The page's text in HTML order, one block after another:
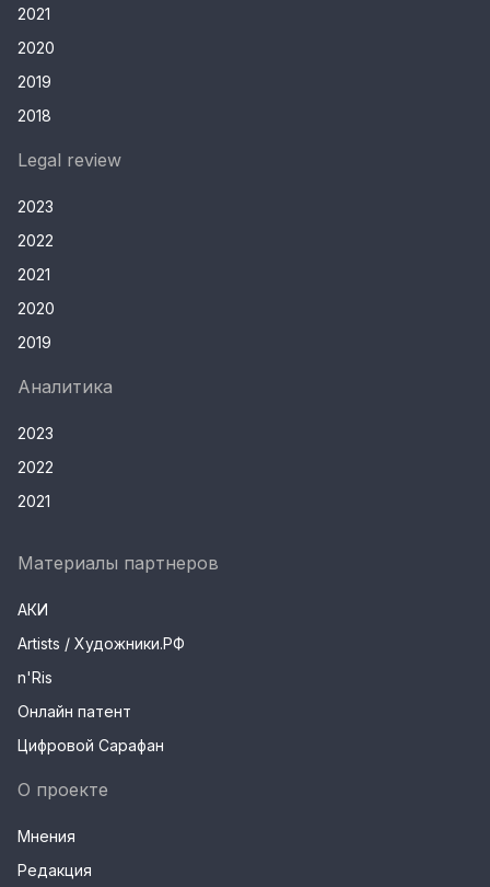
2021
2020
2019
2018
Legal review
2023
2022
2021
2020
2019
Аналитика
2023
2022
2021
Материалы партнеров
АКИ
Artists / Художники.РФ
n'Ris
Онлайн патент
Цифровой Сарафан
О проекте
Мнения
Редакция